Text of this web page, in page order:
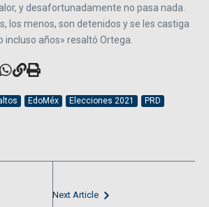
y desafortunadamente no pasa nada.
los menos, son detenidos y se les castiga
incluso años» resaltó Ortega.
EdoMéx Elecciones 2021
PRD
Next Article